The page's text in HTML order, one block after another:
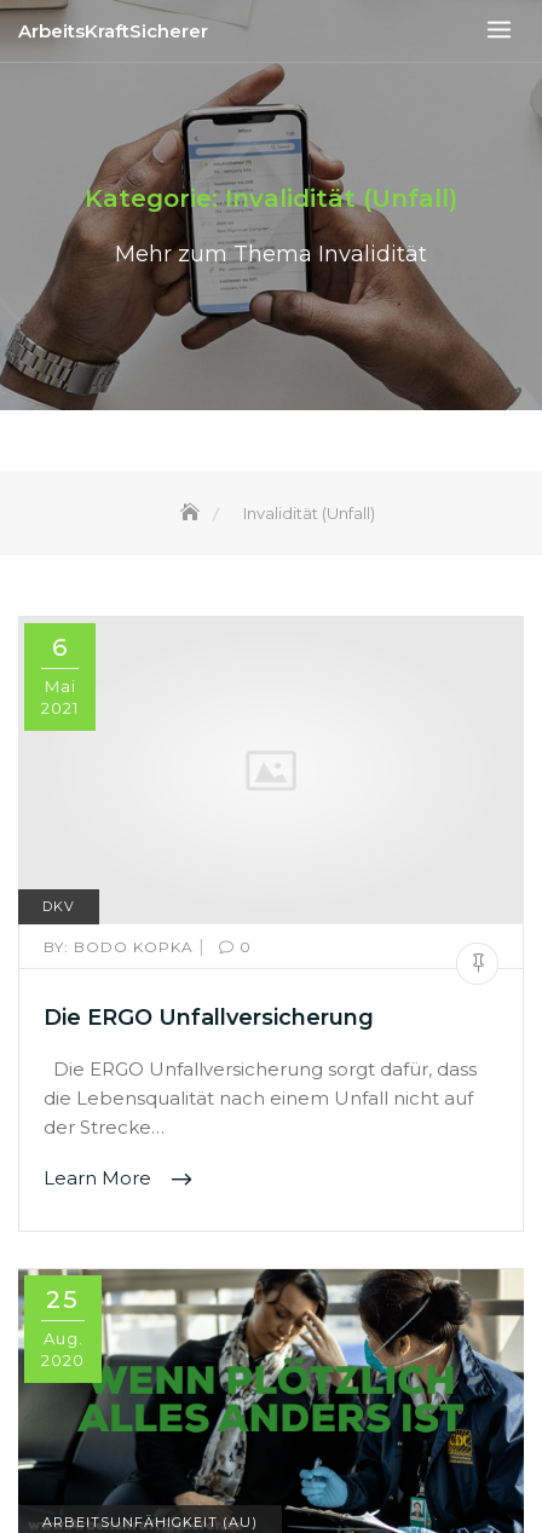
Skip
ArbeitsKraftSicherer
Kategorie:Invalidität (Unfall)
Mehr zum Thema Invalidität
Invalidität (Unfall)
6
Mai
2021
DKV
BY: BODO KOPKA | 0
Die ERGO Unfallversicherung
Die ERGO Unfallversicherung sorgt dafür, dass
die Lebensqualität nach einem Unfall nicht auf
der Strecke…
Learn More
25
Aug.
2020
ARBEITSUNFÄHIGKEIT (AU)